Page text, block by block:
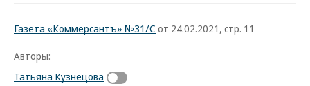
Газета «Коммерсантъ» №31/С от 24.02.2021, стр. 11
Авторы:
Татьяна Кузнецова